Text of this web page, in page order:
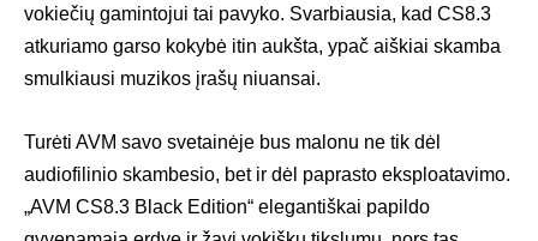
vokiečių gamintojui tai pavyko. Svarbiausia, kad CS8.3
atkuriamo garso kokybė itin aukšta, ypač aiškiai skamba
smulkiausi muzikos įrašų niuansai.
Turėti AVM savo svetainėje bus malonu ne tik dėl
audiofilinio skambesio, bet ir dėl paprasto eksploatavimo.
„AVM CS8.3 Black Edition“ elegantiškai papildo